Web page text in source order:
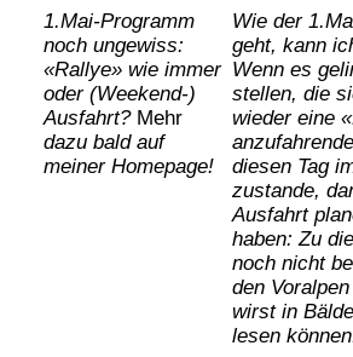
1.Mai-Programm
noch ungewiss:
«Rallye» wie immer
oder (Weekend-)
Ausfahrt? Mehr
dazu bald auf
meiner Homepage!
Wie der
geht, kann
Wenn es
stellen, die
wieder eine
diesen Tag
zustande,
Ausfahrt
haben: Zu
noch nicht
den
wirst in
lesen